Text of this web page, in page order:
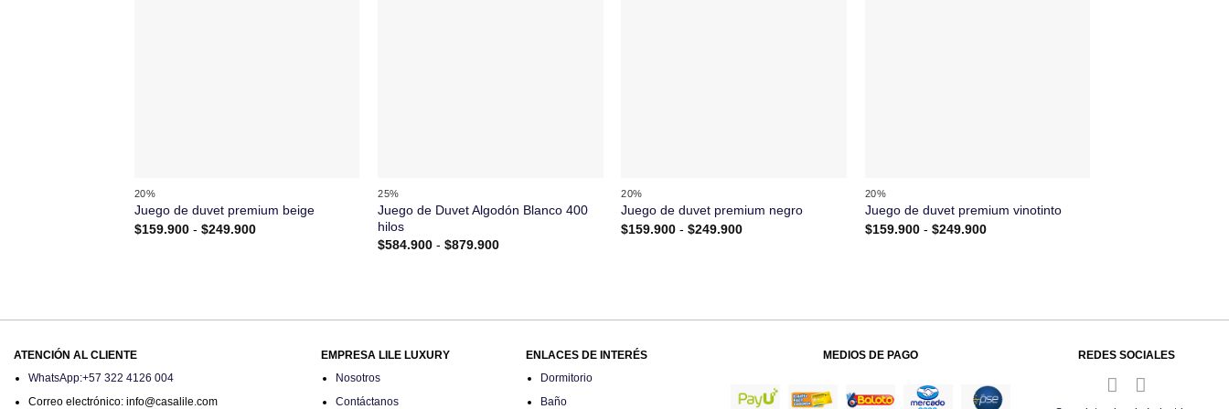
20%
Juego de duvet premium beige
$159.900 - $249.900Rango
25%
Juego de Duvet Algodón Blanco 400
hilos
$584.900 - $879.900Rango
$879.900
20%
Juego de duvet premium negro
$159.900 - $249.900Rango
20%
Juego de duvet premium vinotinto
$159.900 - $249.900Rango
ATENCIÓN AL CLIENTE
WhatsApp:+57 322 4126 004
Correo electrónico: info@casalile.com
EMPRESA LILE LUXURY
Nosotros
Contáctanos
ENLACES DE INTERÉS
Dormitorio
Baño
MEDIOS DE PAGO REDES SOCIALES